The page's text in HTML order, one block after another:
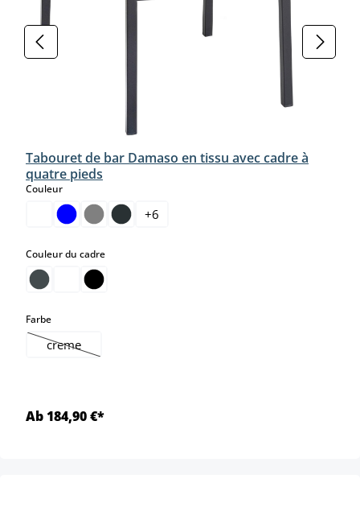
Tabouret de bar Damaso en tissu avec cadre à
quatre pieds
Couleurselect
+6
Couleur du cadreselect
Farbeselect
creme
(Cette option n'est pas disponible pour le moment.)
Ab 184,90 €*